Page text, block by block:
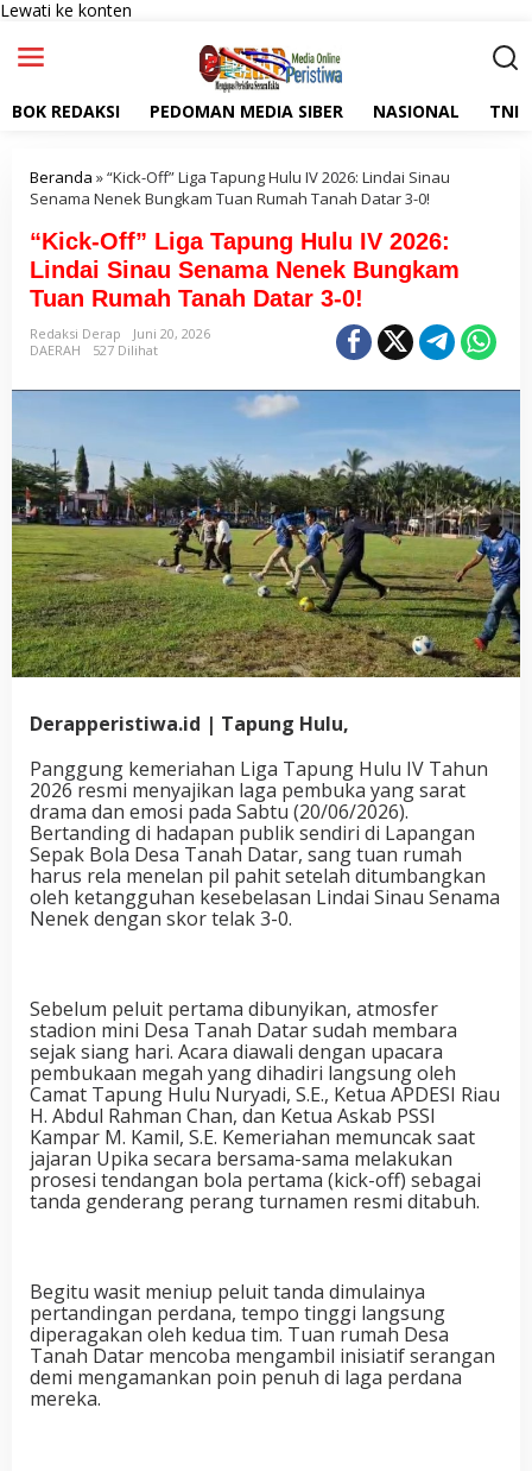
Lewati ke konten
BOK REDAKSI PEDOMAN MEDIA SIBER NASIONAL TNI
Beranda »“Kick-Off” Liga Tapung Hulu IV 2026: Lindai Sinau
Senama Nenek Bungkam Tuan Rumah Tanah Datar 3-0!
“Kick-Off” Liga Tapung Hulu IV 2026:
Lindai Sinau Senama Nenek Bungkam
Tuan Rumah Tanah Datar 3-0!
Redaksi Derap
Juni 20, 2026
DAERAH
527 Dilihat
Derapperistiwa.id | Tapung Hulu,
Panggung kemeriahan Liga Tapung Hulu IV Tahun
2026 resmi menyajikan laga pembuka yang sarat
drama dan emosi pada Sabtu (20/06/2026).
Bertanding di hadapan publik sendiri di Lapangan
Sepak Bola Desa Tanah Datar, sang tuan rumah
harus rela menelan pil pahit setelah ditumbangkan
oleh ketangguhan kesebelasan Lindai Sinau Senama
Nenek dengan skor telak 3-0.
Sebelum peluit pertama dibunyikan, atmosfer
stadion mini Desa Tanah Datar sudah membara
sejak siang hari. Acara diawali dengan upacara
pembukaan megah yang dihadiri langsung oleh
Camat Tapung Hulu Nuryadi, S.E., Ketua APDESI Riau
H. Abdul Rahman Chan, dan Ketua Askab PSSI
Kampar M. Kamil, S.E. Kemeriahan memuncak saat
jajaran Upika secara bersama-sama melakukan
prosesi tendangan bola pertama (kick-off) sebagai
tanda genderang perang turnamen resmi ditabuh.
Begitu wasit meniup peluit tanda dimulainya
pertandingan perdana, tempo tinggi langsung
diperagakan oleh kedua tim. Tuan rumah Desa
Tanah Datar mencoba mengambil inisiatif serangan
demi mengamankan poin penuh di laga perdana
mereka.